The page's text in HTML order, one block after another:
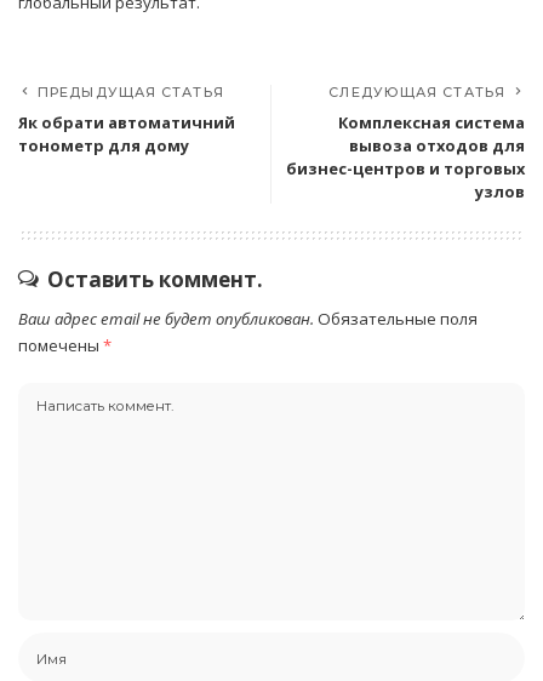
ПРЕДЫДУЩАЯ СТАТЬЯ
Як обрати автоматичний
тонометр для дому
СЛЕДУЮЩАЯ СТАТЬЯ
Комплексная система
вывоза отходов для
бизнес-центров и торговых
узлов
Оставить коммент.
Ваш адрес email не будет опубликован. Обязательные поля
помечены *